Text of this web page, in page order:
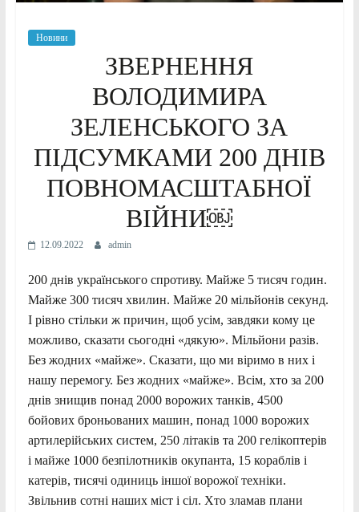
Новини
ЗВЕРНЕННЯ
ВОЛОДИМИРА
ЗЕЛЕНСЬКОГО ЗА
ПІДСУМКАМИ 200 ДНІВ
ПОВНОМАСШТАБНОЇ
ВІЙНИ￼
12.09.2022 admin
200 днів українського спротиву. Майже 5 тисяч годин.
Майже 300 тисяч хвилин. Майже 20 мільйонів секунд.
І рівно стільки ж причин, щоб усім, завдяки кому це
можливо, сказати сьогодні «дякую». Мільйони разів.
Без жодних «майже». Сказати, що ми віримо в них і
нашу перемогу. Без жодних «майже». Всім, хто за 200
днів знищив понад 2000 ворожих танків, 4500
бойових броньованих машин, понад 1000 ворожих
артилерійських систем, 250 літаків та 200 гелікоптерів
і майже 1000 безпілотників окупанта, 15 кораблів і
катерів, тисячі одиниць іншої ворожої техніки.
Звільнив сотні наших міст і сіл. Хто зламав плани